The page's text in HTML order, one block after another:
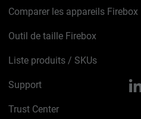
Comparer les appareils Firebox
Outil de taille Firebox
Liste produits / SKUs
Support
Trust Center